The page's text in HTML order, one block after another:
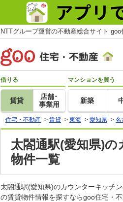
NTTグループ運営の不動産総合サイト goo
借りる
賃貸
店舗･
事業用
マンションを買う
新築
住宅・不動産 > 賃貸 > 東海 > 愛知県 > 名
太閤通駅(愛知県)
物件一覧
太閤通駅(愛知県)のカウンターキッチ
の賃貸物件情報を探すならgoo住宅・